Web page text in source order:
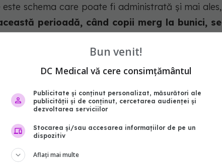
schema care poate fi administrată și mai ales,
perioadă, când copii merg la bunici, se
când le place foarte mult să stea în
protejați împotriva encefalitei produse
acesta.
Bun venit!
DC Medical vă cere consimțământul
Publicitate și conținut personalizat, măsurători ale
publicității și de conținut, cercetarea audienței și
dezvoltarea serviciilor
Stocarea și/sau accesarea informațiilor de pe un
dispozitiv
Aflați mai multe